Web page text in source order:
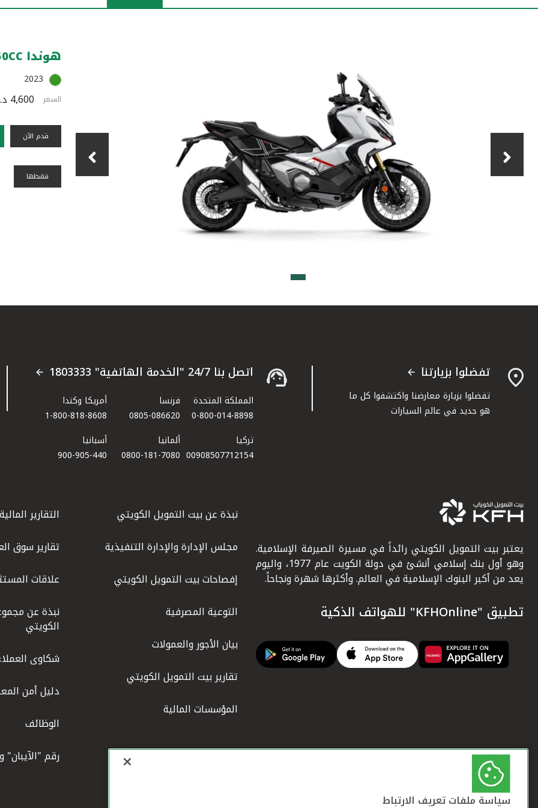
هوندا XADV 750CC
2023
السعر 4,600 د.ك
قدم الآن
قسًطها
تفضلوا بزيارتنا
تفضلوا بزيارة معارضنا واكتشفوا كل ما
هو جديد في عالم السيارات
اتصل بنا 24/7 "الخدمة الهاتفية" 1803333
المملكة المتحدة
0-800-014-8898
فرنسا
0805-086620
أمريكا وكندا
1-800-818-8608
تركيا
00908507712154​
ألمانيا
0800-181-7080
أسبانيا
900-905-440
يعتبر بيت التمويل الكويتي رائداً في مسيرة الصيرفة الإسلامية.
وهو أول بنك إسلامي أنشئ في دولة الكويت عام 1977، واليوم
يعد من أكبر البنوك الإسلامية في العالم. وأكثرها شهرة ونجاحاً.
تطبيق "KFHOnline" للهواتف الذكية
نبذة عن بيت التمويل الكويتي
مجلس الإدارة والإدارة التنفيذية
إفصاحات بيت التمويل الكويتي
التوعية المصرفية
بيان الأجور والعمولات
تقارير بيت التمويل الكويتي
المؤسسات المالية
التقارير المالية
تقارير سوق
علاقات
نبذة عن
الكويتي
شكاوى
دليل أمن
الوظائف
رقم
سياسة ملفات تعريف الارتباط